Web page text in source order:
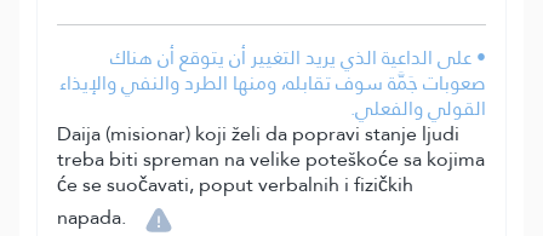
• على الداعية الذي يريد التغيير أن يتوقع أن هناك
صعوبات جَمَّة سوف تقابله، ومنها الطرد والنفي والإيذاء
القولي والفعلي.
Daija (misionar) koji želi da popravi stanje ljudi
treba biti spreman na velike poteškoće sa kojima
će se suočavati, poput verbalnih i fizičkih
napada.